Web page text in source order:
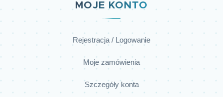
MOJE KONTO
Rejestracja / Logowanie
Moje zamówienia
Szczegóły konta